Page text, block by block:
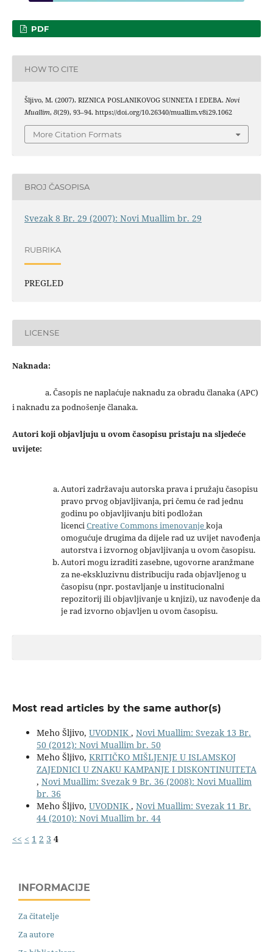
PDF
HOW TO CITE
Šljivo, M. (2007). RIZNICA POSLANIKOVOG SUNNETA I EDEBA. Novi
Muallim, 8(29), 93–94. https://doi.org/10.26340/muallim.v8i29.1062
More Citation Formats
BROJ ČASOPISA
Svezak 8 Br. 29 (2007): Novi Muallim br. 29
RUBRIKA
PREGLED
LICENSE
Naknada:
a. Časopis ne naplaćuje naknadu za obradu članaka (APC)
i naknadu za podnošenje članaka.
Autori koji objavljuju u ovom časopisu pristaju na sljedeće
uvijete:
Autori zadržavaju autorska prava i pružaju časopisu
pravo prvog objavljivanja, pri čemu će rad jednu
godinu po objavljivanju biti podložan
licenciCreative Commons imenovanjekoja
omogućuje drugima da dijele rad uz uvijet navođenja
autorstva i izvornog objavljivanja u ovom časopisu.
Autori mogu izraditi zasebne, ugovorne aranžmane
za ne-ekskluzivnu distribuciju rada objavljenog u
časopisu (npr. postavljanje u institucionalni
repozitorij ili objavljivanje u knjizi), uz navođenje da
je rad izvorno objavljen u ovom časopisu.
Most read articles by the same author(s)
Meho Šljivo, UVODNIK , Novi Muallim: Svezak 13 Br.
50 (2012): Novi Muallim br. 50
Meho Šljivo, KRITIČKO MIŠLJENJE U ISLAMSKOJ
ZAJEDNICI U ZNAKU KAMPANJE I DISKONTINUITETA
, Novi Muallim: Svezak 9 Br. 36 (2008): Novi Muallim
br. 36
Meho Šljivo, UVODNIK , Novi Muallim: Svezak 11 Br.
44 (2010): Novi Muallim br. 44
<< < 1 2 3 4
INFORMACIJE
Za čitatelje
Za autore